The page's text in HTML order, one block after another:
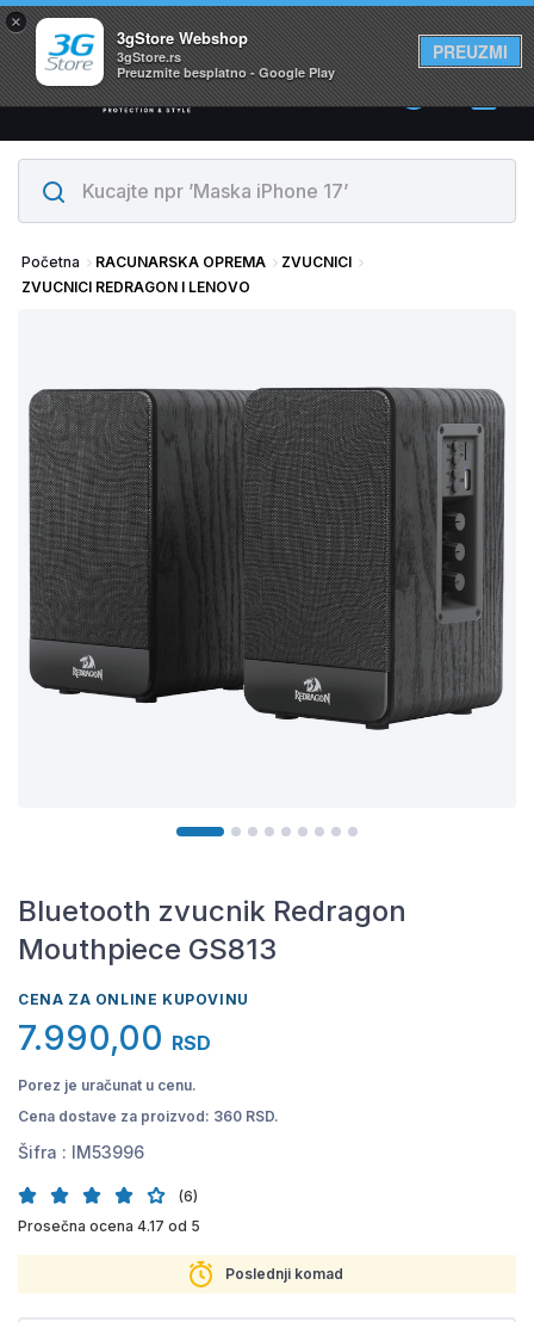
×
3gStore Webshop
3gStore.rs
Preuzmite besplatno - Google Play
PREUZMI
Svi proizvodi su na lageru. Slanje istog dana!
0
Početna RACUNARSKA OPREMA
ZVUCNICI
ZVUCNICI REDRAGON I LENOVO
Bluetooth zvucnik Redragon
Mouthpiece GS813
CENA ZA ONLINE KUPOVINU
7.990,00 RSD
Porez je uračunat u cenu.
Cena dostave za proizvod: 360 RSD.
Šifra : IM53996
(6)
Prosečna ocena 4.17 od 5
Poslednji komad